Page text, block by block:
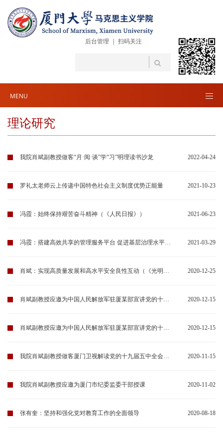
后台管理 扫码关注
MENU
理论研究
我院肖斌副教授做客“月·阅·谈”学“习”明理读书沙龙 2022-04-24
罗礼太老师云上传递中国特色社会主义制度优势正能量 2021-10-23
冯霞：始终保持艰苦奋斗精神（《人民日报》） 2021-06-23
冯霞：搭建高效共享的管理服务平台 促进基层治理水平明显提高（《人民日报》） 2021-03-29
肖斌：实现高质量发展和高水平安全良性互动（《光明日报》） 2020-12-25
肖斌副教授应邀为中国人民解放军驻厦某部宣讲党的十九届五中全会精神 2020-12-15
肖斌副教授应邀为中国人民解放军驻厦某部宣讲党的十九届五中全会精神 2020-12-15
我院肖斌副教授做客厦门卫视解读党的十九届五中全会精神 2020-11-15
我院肖斌副教授应邀为厦门市纪委监委干部授课 2020-11-02
张有奎：坚持和强化党对教育工作的全面领导 2020-08-18